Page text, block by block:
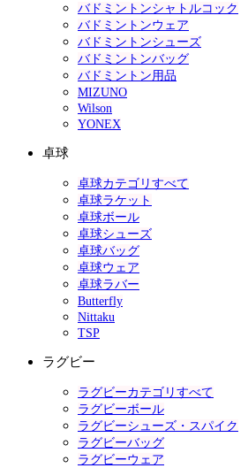
バドミントンシャトルコック
バドミントンウェア
バドミントンシューズ
バドミントンバッグ
バドミントン用品
MIZUNO
Wilson
YONEX
卓球
卓球カテゴリすべて
卓球ラケット
卓球ボール
卓球シューズ
卓球バッグ
卓球ウェア
卓球ラバー
Butterfly
Nittaku
TSP
ラグビー
ラグビーカテゴリすべて
ラグビーボール
ラグビーシューズ・スパイク
ラグビーバッグ
ラグビーウェア